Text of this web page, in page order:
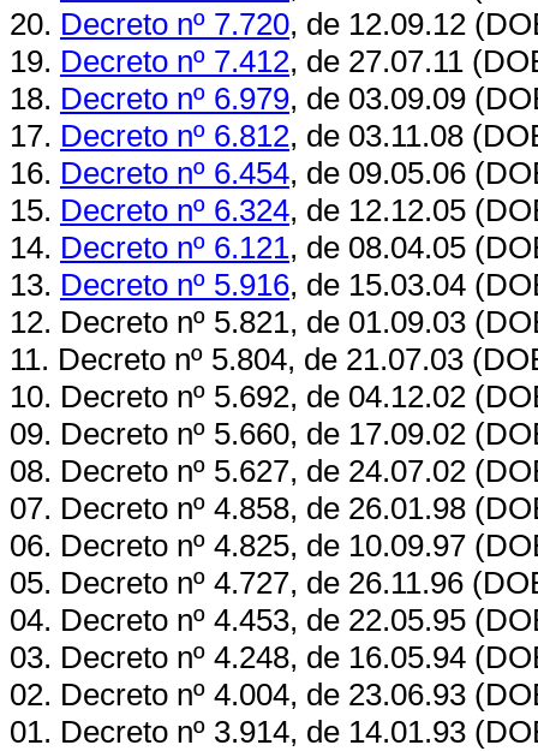
20. Decreto nº 7.720, de 12.09.12
19. Decreto nº 7.412, de 27.07.11
18. Decreto nº 6.979, de 03.09.09
17. Decreto nº 6.812, de 03.11.08
16. Decreto nº 6.454, de 09.05.06
15. Decreto nº 6.324, de 12.12.05
14. Decreto nº 6.121, de 08.04.05
13. Decreto nº 5.916, de 15.03.04
12. Decreto nº 5.821, de 01.09.03
11. Decreto nº 5.804, de 21.07.03
10. Decreto nº 5.692, de 04.12.02
09. Decreto nº 5.660, de 17.09.02
08. Decreto nº 5.627, de 24.07.02
07. Decreto nº 4.858, de 26.01.98
06. Decreto nº 4.825, de 10.09.97
05. Decreto nº 4.727, de 26.11.96
04. Decreto nº 4.453, de 22.05.95
03. Decreto nº 4.248, de 16.05.94
02. Decreto nº 4.004, de 23.06.93
01. Decreto nº 3.914, de 14.01.93